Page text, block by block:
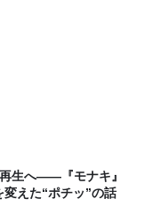
生へ——『モナキ』
えた“ポチッ”の話